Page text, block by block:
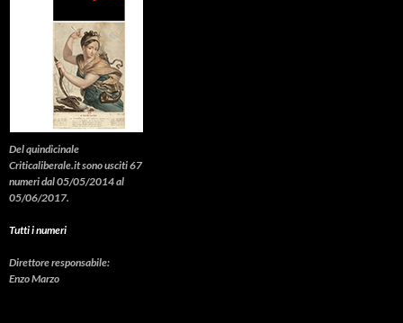
Del quindicinale
Criticaliberale.it sono usciti 67
numeri dal 05/05/2014 al
05/06/2017.
Tutti i numeri
Direttore responsabile:
Enzo Marzo